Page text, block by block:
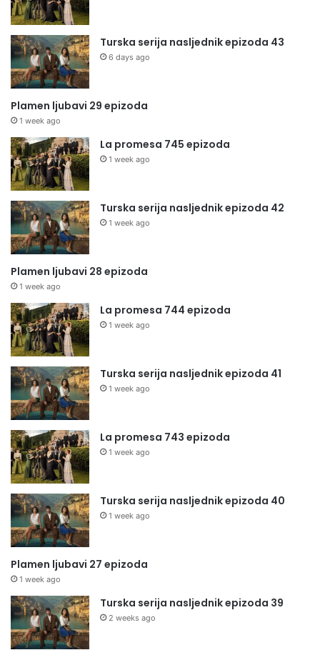
Turska serija nasljednik epizoda 43
6 days ago
Plamen ljubavi 29 epizoda
1 week ago
La promesa 745 epizoda
1 week ago
Turska serija nasljednik epizoda 42
1 week ago
Plamen ljubavi 28 epizoda
1 week ago
La promesa 744 epizoda
1 week ago
Turska serija nasljednik epizoda 41
1 week ago
La promesa 743 epizoda
1 week ago
Turska serija nasljednik epizoda 40
1 week ago
Plamen ljubavi 27 epizoda
1 week ago
Turska serija nasljednik epizoda 39
2 weeks ago